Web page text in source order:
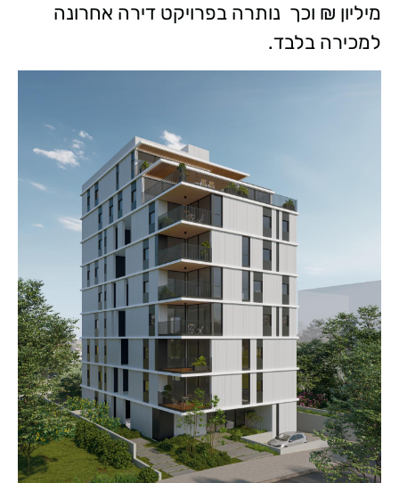
מיליון ₪ וכך נותרה בפרויקט דירה אחרונה
למכירה בלבד.